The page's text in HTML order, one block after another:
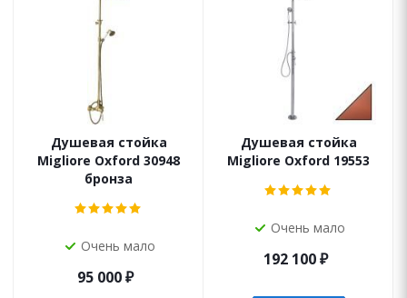
Душевая стойка
Migliore Oxford 30948
бронза
Очень мало
95 000₽
Душевая стойка
Migliore Oxford 19553
Очень мало
192 100₽